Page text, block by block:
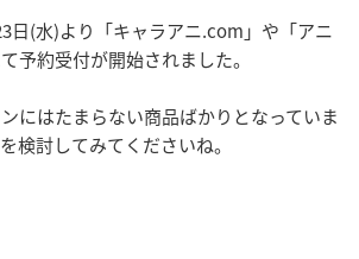
日(水)より「キャラアニ.com」や「アニ
予約受付が開始されました。
にはたまらない商品ばかりとなっていま
検討してみてくださいね。